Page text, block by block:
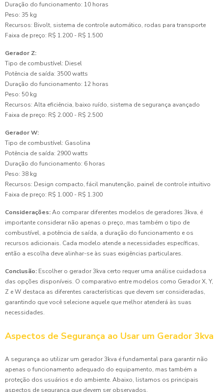
Duração do funcionamento: 10 horas
Peso: 35 kg
Recursos: Bivolt, sistema de controle automático, rodas para transporte
Faixa de preço: R$ 1.200 - R$ 1.500
Gerador Z:
Tipo de combustível: Diesel
Potência de saída: 3500 watts
Duração do funcionamento: 12 horas
Peso: 50 kg
Recursos: Alta eficiência, baixo ruído, sistema de segurança avançado
Faixa de preço: R$ 2.000 - R$ 2.500
Gerador W:
Tipo de combustível: Gasolina
Potência de saída: 2900 watts
Duração do funcionamento: 6 horas
Peso: 38 kg
Recursos: Design compacto, fácil manutenção, painel de controle intuitivo
Faixa de preço: R$ 1.000 - R$ 1.300
Considerações:Ao comparar diferentes modelos de geradores 3kva, é
importante considerar não apenas o preço, mas também o tipo de
combustível, a potência de saída, a duração do funcionamento e os
recursos adicionais. Cada modelo atende a necessidades específicas,
então a escolha deve alinhar-se às suas exigências particulares.
Conclusão: Escolher o gerador 3kva certo requer uma análise cuidadosa
das opções disponíveis. O comparativo entre modelos como Gerador X, Y,
Z e W destaca as diferentes características que devem ser consideradas,
garantindo que você selecione aquele que melhor atenderá às suas
necessidades.
Aspectos de Segurança ao Usar um Gerador 3kva
A segurança ao utilizar um gerador 3kva é fundamental para garantir não
apenas o funcionamento adequado do equipamento, mas também a
proteção dos usuários e do ambiente. Abaixo, listamos os principais
aspectos de segurança que devem ser observados.